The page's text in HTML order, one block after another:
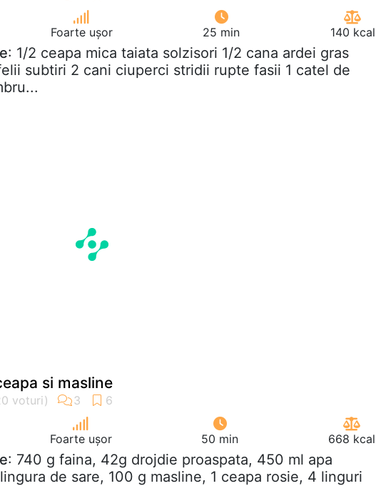
Foarte ușor 25 min 140 kcal
: 1/2 ceapa mica taiata solzisori 1/2 cana ardei gras
subtiri 2 cani ciuperci stridii rupte fasii 1 catel de
si masline
Foarte ușor 50 min 668 kcal
: 740 g faina, 42g drojdie proaspata, 450 ml apa
de sare, 100 g masline, 1 ceapa rosie, 4 linguri